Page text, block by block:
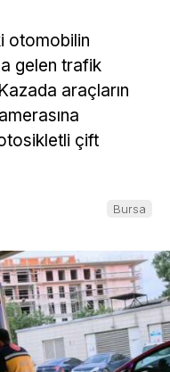
otomobilin
gelen trafik
araçların
çift
Bursa